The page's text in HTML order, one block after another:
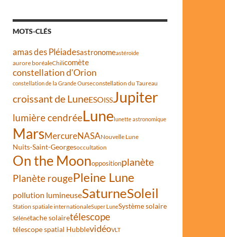
MOTS-CLÉS
amas des Pléiadesastronomeastéroïde
aurore boréaleChilicomète
constellation d'Orion
constellation de la Grande Ourseconstellation du Taureau
croissant de LuneESOISSJupiter
lumière cendréeLunelunette astronomique
MarsMercureNASANouvelle Lune
Nuits-Saint-Georgesoccultation
On the Moonoppositionplanète
Planète rougePleine Lune
pollution lumineuseSaturneSoleil
Station spatiale internationaleSuper LuneSystème solaire
Sélénétache solairetélescope
télescope spatial HubblevidéoVLT